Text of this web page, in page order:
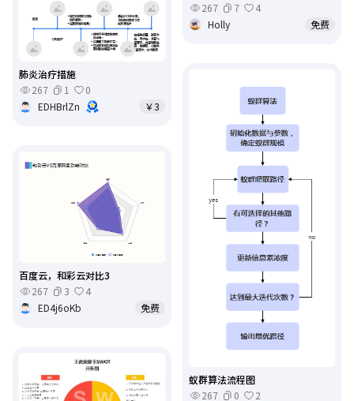
267
7
4
Holly
免费
肺炎治疗措施
267
1
0
EDHBrlZn
￥3
蚁群算法流程图
267
0
2
百度云，和彩云对比3
267
3
4
ED4j6oKb
免费